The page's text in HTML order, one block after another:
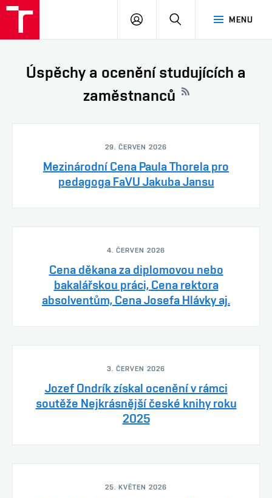
MENU
PŘIHLÁSIT
Úspěchy a ocenění studujících a
zaměstnanců
29. ČERVEN 2026
Mezinárodní Cena Paula Thorela pro
pedagoga FaVU Jakuba Jansu
4. ČERVEN 2026
Cena děkana za diplomovou nebo
bakalářskou práci, Cena rektora
absolventům, Cena Josefa Hlávky aj.
3. ČERVEN 2026
Jozef Ondrík získal ocenění v rámci
soutěže Nejkrásnější české knihy roku
2025
25. KVĚTEN 2026